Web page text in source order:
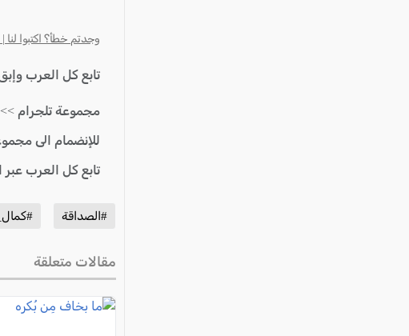
وجدتم خطأ؟ اكتبوا لنا
تابع كل العرب
مجموعة تلجرام >>
للإنضمام الى
تابع كل العرب عبر
#الصداقة
مقالات متعلقة